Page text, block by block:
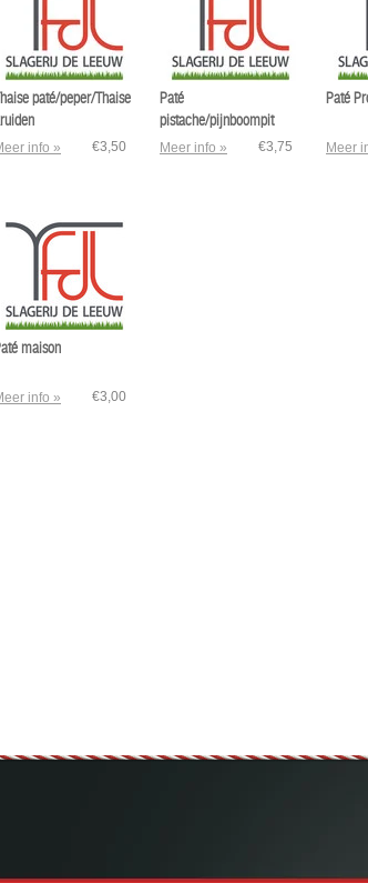
paté/peper/Thaise
info » €3,50
Paté
pistache/pijnboompit
Meer info » €3,75
Paté
Meer
maison
info » €3,00